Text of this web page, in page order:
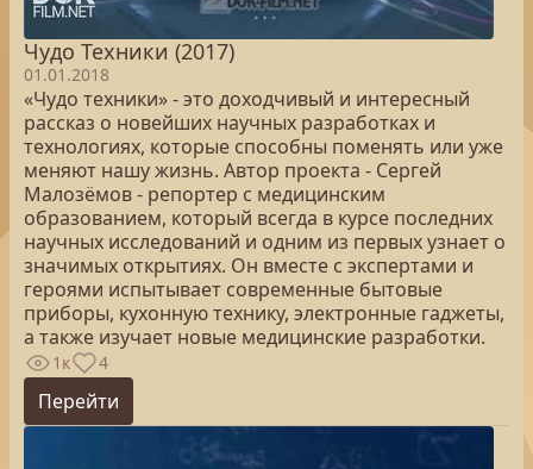
Чудо Техники (2017)
01.01.2018
«Чудо техники» - это доходчивый и интересный
рассказ о новейших научных разработках и
технологиях, которые способны поменять или уже
меняют нашу жизнь. Автор проекта - Сергей
Малозёмов - репортер с медицинским
образованием, который всегда в курсе последних
научных исследований и одним из первых узнает о
значимых открытиях. Он вместе с экспертами и
героями испытывает современные бытовые
приборы, кухонную технику, электронные гаджеты,
а также изучает новые медицинские разработки.
1к 4
Перейти